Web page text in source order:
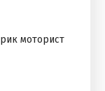
моторист